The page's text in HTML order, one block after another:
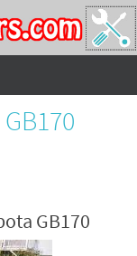
GB170